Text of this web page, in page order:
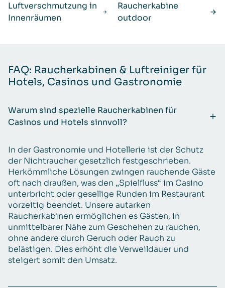
Luftverschmutzung in
Innenräumen
Raucherkabine
outdoor
FAQ: Raucherkabinen & Luftreiniger für
Hotels, Casinos und Gastronomie
Warum sind spezielle Raucherkabinen für
Casinos und Hotels sinnvoll?
In der Gastronomie und Hotellerie ist der Schutz
der Nichtraucher gesetzlich festgeschrieben.
Herkömmliche Lösungen zwingen rauchende Gäste
oft nach draußen, was den „Spielfluss“ im Casino
unterbricht oder gesellige Runden im Restaurant
vorzeitig beendet. Unsere autarken
Raucherkabinen ermöglichen es Gästen, in
unmittelbarer Nähe zum Geschehen zu rauchen,
ohne andere durch Geruch oder Rauch zu
belästigen. Dies erhöht die Verweildauer und
steigert somit den Umsatz.